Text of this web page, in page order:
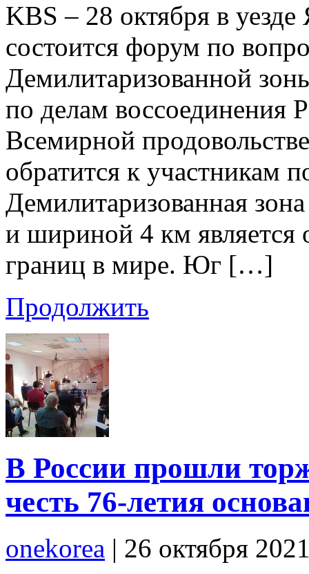
KBS – 28 октября в
состоится форум по
Демилитаризованной
по делам воссоединения
Всемирной
обратится к участникам
Демилитаризованная
и шириной 4 км является
границ в мире. Юг […]
Продолжить
В России прошли
честь 76-летия
onekorea | 26 октября